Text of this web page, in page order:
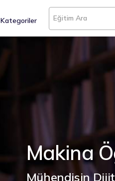
Kategoriler Eğitim Ara